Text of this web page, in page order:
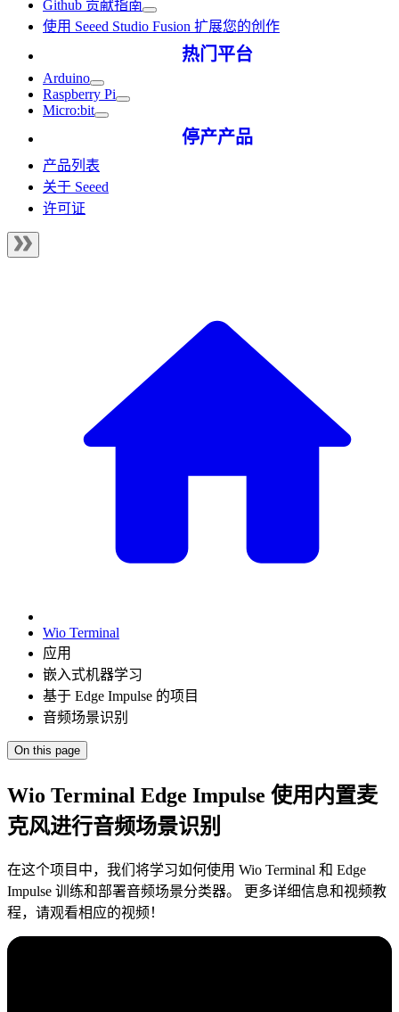
Github 贡献指南
使用 Seeed Studio Fusion 扩展您的创作
热门平台
Arduino
Raspberry Pi
Micro:bit
停产产品
产品列表
关于 Seeed
许可证
Wio Terminal
应用
嵌入式机器学习
基于 Edge Impulse 的项目
音频场景识别
On this page
Wio Terminal Edge Impulse 使用内置麦
克风进行音频场景识别
在这个项目中，我们将学习如何使用 Wio Terminal 和 Edge
Impulse 训练和部署音频场景分类器。 更多详细信息和视频教
程，请观看相应的视频！